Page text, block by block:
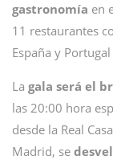
gastronomía en
11 restaurantes
España y
La gala será el
las 20:00 hora
desde la Real
Madrid, se